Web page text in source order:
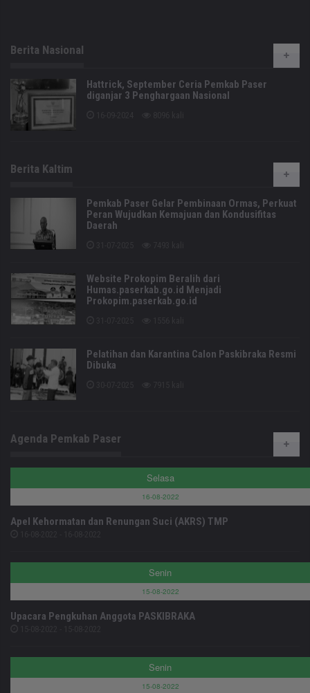
Berita Nasional
Hattrick, September Ceria Pemkab Paser
diganjar 3 Penghargaan Nasional
Berita Kaltim
Pemkab Paser Gelar Pembinaan Ormas, Perkuat
Peran Wujudkan Kemajuan dan Kondusifitas
Daerah
Website Prokopim Beralih dari
Humas.paserkab.go.id Menjadi
Prokopim.paserkab.go.id
Pelatihan dan Karantina Calon Paskibraka Resmi
Dibuka
Agenda Pemkab Paser
Selasa
16-08-2022
Apel Kehormatan dan Renungan Suci (AKRS) TMP
Senin
15-08-2022
Upacara Pengkuhan Anggota PASKIBRAKA
Senin
15-08-2022